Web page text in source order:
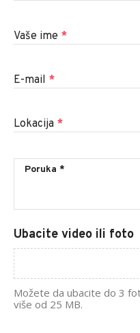
Vaše ime *
E-mail *
Lokacija *
Ubacite video ili foto
Možete da ubacite do 3
više od 25 MB.